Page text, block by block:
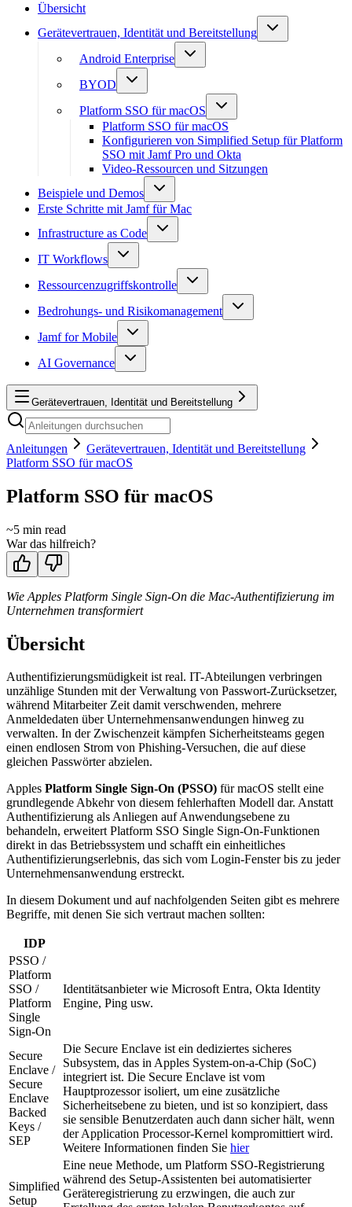
Übersicht
Gerätevertrauen, Identität und Bereitstellung
Android Enterprise
BYOD
Platform SSO für macOS
Platform SSO für macOS
Konfigurieren von Simplified Setup für Platform
SSO mit Jamf Pro und Okta
Video-Ressourcen und Sitzungen
Beispiele und Demos
Erste Schritte mit Jamf für Mac
Infrastructure as Code
IT Workflows
Ressourcenzugriffskontrolle
Bedrohungs- und Risikomanagement
Jamf for Mobile
AI Governance
Gerätevertrauen, Identität und Bereitstellung
Anleitungen
Gerätevertrauen, Identität und Bereitstellung
Platform SSO für macOS
Platform SSO für macOS
~5 min read
War das hilfreich?
Wie Apples Platform Single Sign-On die Mac-Authentifizierung im
Unternehmen transformiert
Übersicht
Authentifizierungsmüdigkeit ist real. IT-Abteilungen verbringen
unzählige Stunden mit der Verwaltung von Passwort-Zurücksetzer,
während Mitarbeiter Zeit damit verschwenden, mehrere
Anmeldedaten über Unternehmensanwendungen hinweg zu
verwalten. In der Zwischenzeit kämpfen Sicherheitsteams gegen
einen endlosen Strom von Phishing-Versuchen, die auf diese
gleichen Passwörter abzielen.
Apples Platform Single Sign-On (PSSO) für macOS stellt eine
grundlegende Abkehr von diesem fehlerhaften Modell dar. Anstatt
Authentifizierung als Anliegen auf Anwendungsebene zu
behandeln, erweitert Platform SSO Single Sign-On-Funktionen
direkt in das Betriebssystem und schafft ein einheitliches
Authentifizierungserlebnis, das sich vom Login-Fenster bis zu jeder
Unternehmensanwendung erstreckt.
In diesem Dokument und auf nachfolgenden Seiten gibt es mehrere
Begriffe, mit denen Sie sich vertraut machen sollten:
IDP
PSSO /
Platform
SSO /
Platform
Single
Sign-On
Identitätsanbieter wie Microsoft Entra, Okta Identity
Engine, Ping usw.
Secure
Enclave /
Secure
Enclave
Backed
Keys /
SEP
Die Secure Enclave ist ein dediziertes sicheres
Subsystem, das in Apples System-on-a-Chip (SoC)
integriert ist. Die Secure Enclave ist vom
Hauptprozessor isoliert, um eine zusätzliche
Sicherheitsebene zu bieten, und ist so konzipiert, dass
sie sensible Benutzerdaten auch dann sicher hält, wenn
der Application Processor-Kernel kompromittiert wird.
Weitere Informationen finden Sie hier
Simplified
Setup
Eine neue Methode, um Platform SSO-Registrierung
während des Setup-Assistenten bei automatisierter
Geräteregistrierung zu erzwingen, die auch zur